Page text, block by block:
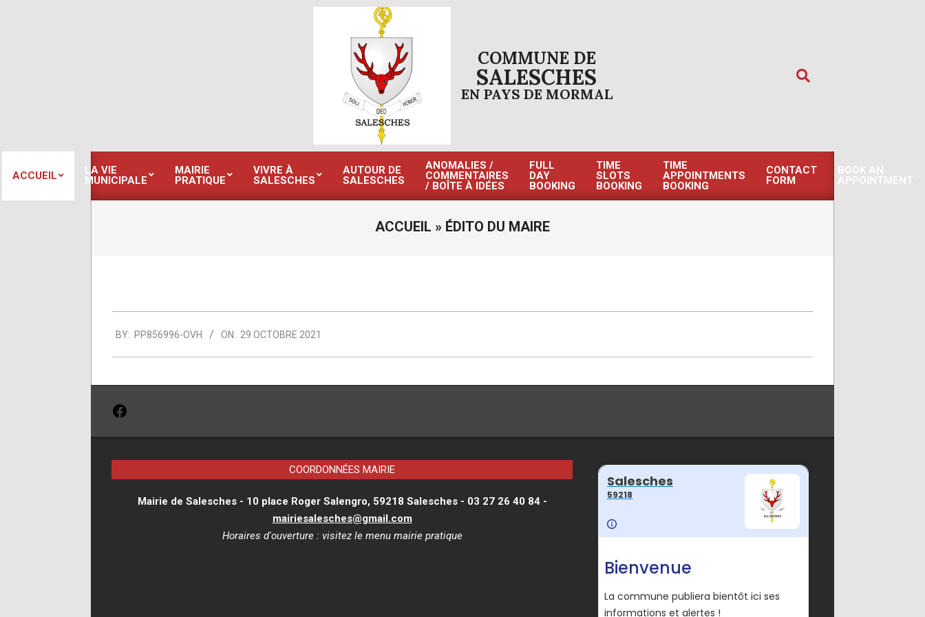
COMMUNE DE
SALESCHES
EN PAYS DE MORMAL
Search
Primary
Navigation
ACCUEIL
LA VIE
MUNICIPALE
MAIRIE
PRATIQUE
VIVRE À
SALESCHES
AUTOUR DE
SALESCHES
ANOMALIES /
COMMENTAIRES
/ BOÎTE À IDÉES
FULL
DAY
BOOKING
TIME
SLOTS
BOOKING
TIME
APPOINTMENTS
BOOKING
CONTACT
FORM
BOOK AN
APPOINTMENT
ACCUEIL » ÉDITO DU MAIRE
10-
29
BY: PP856996-OVH ON: 29 OCTOBRE 2021
Facebook
COORDONNÉES MAIRIE
Mairie de Salesches - 10 place Roger Salengro, 59218 Salesches - 03 27 26 40 84 -
mairiesalesches@gmail.com
Horaires d'ouverture : visitez le menu mairie pratique